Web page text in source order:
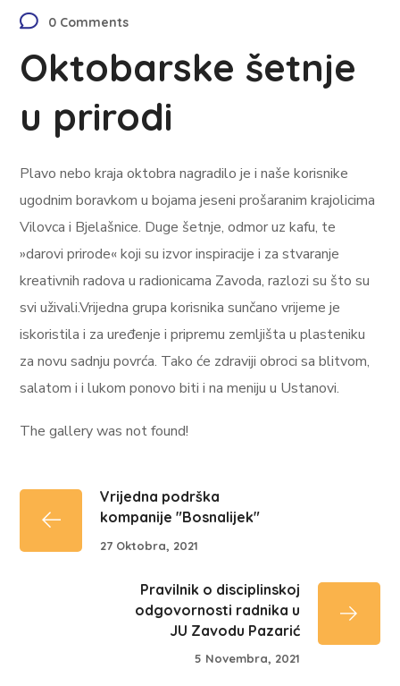
0 Comments
Oktobarske šetnje
u prirodi
Plavo nebo kraja oktobra nagradilo je i naše korisnike
ugodnim boravkom u bojama jeseni prošaranim krajolicima
Vilovca i Bjelašnice. Duge šetnje, odmor uz kafu, te
»darovi prirode« koji su izvor inspiracije i za stvaranje
kreativnih radova u radionicama Zavoda, razlozi su što su
svi uživali.Vrijedna grupa korisnika sunčano vrijeme je
iskoristila i za uređenje i pripremu zemljišta u plasteniku
za novu sadnju povrća. Tako će zdraviji obroci sa blitvom,
salatom i i lukom ponovo biti i na meniju u Ustanovi.
The gallery was not found!
Vrijedna podrška
kompanije "Bosnalijek"
27 Oktobra, 2021
Pravilnik o disciplinskoj
odgovornosti radnika u
JU Zavodu Pazarić
5 Novembra, 2021